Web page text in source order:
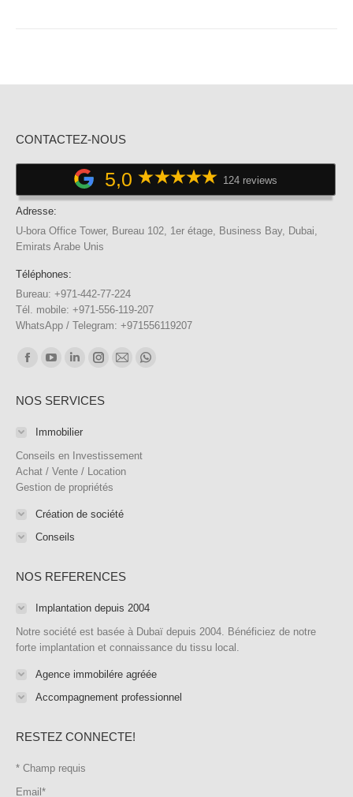
CONTACTEZ-NOUS
5,0 124 reviews
Adresse:
U-bora Office Tower, Bureau 102, 1er étage, Business Bay, Dubai,
Emirats Arabe Unis
Téléphones:
Bureau: +971-442-77-224
Tél. mobile: +971-556-119-207
WhatsApp / Telegram: +971556119207
Trouvez nous sur :
opens
window
opens
in
window
LinkedIn
opens
in
window
Instagram
opens
windownew
WhatsApp
NOS SERVICES
Immobilier
Conseils en Investissement
Achat / Vente / Location
Gestion de propriétés
Création de société
Conseils
NOS REFERENCES
Implantation depuis 2004
Notre société est basée à Dubaï depuis 2004. Bénéficiez de notre
forte implantation et connaissance du tissu local.
Agence immobilére agréée
Accompagnement professionnel
RESTEZ CONNECTE!
* Champ requis
Email *